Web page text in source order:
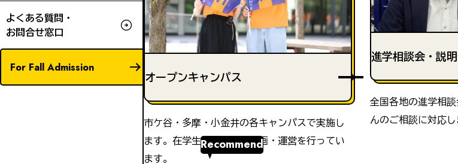
オープンキャンパス
市ケ谷・多摩・小金井の各キャンパスで実施し
ます。在学生が主体的に企画・運営を行ってい
ます。
進学相談会・説
全国各地の進学相
んのご相談に対応し
Recommend
よくある質問・
お問合せ窓口
For Fall Admission